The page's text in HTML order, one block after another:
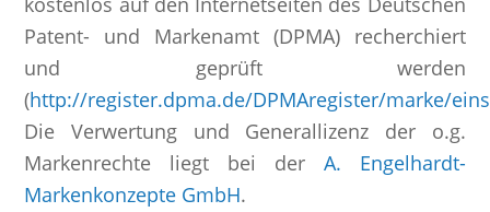
Patent- und Markenamt (DPMA) recherchiert
und geprüft werden
(http://register.dpma.de/DPMAregister/marke/
Die Verwertung und Generallizenz der o.g.
Markenrechte liegt bei der A. Engelhardt-
Markenkonzepte GmbH.